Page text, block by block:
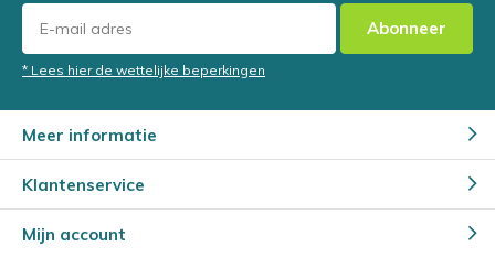
Abonneer
* Lees hier de wettelijke beperkingen
Meer informatie
Klantenservice
Mijn account